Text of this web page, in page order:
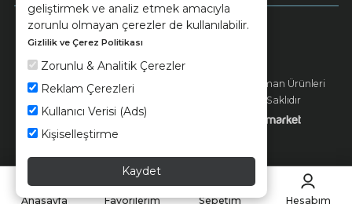
geliştirmek ve analiz etmek amacıyla
zorunlu olmayan çerezler de kullanılabilir.
Gizlilik ve Çerez Politikası
Zorunlu & Analitik Çerezler
Reklam Çerezleri
Kullanıcı Verisi (Ads)
Kişiselleştirme
Kaydet
© 2026 Ünsa Madencilik Turizm Enerji Seramik Orman Ürünleri
Elektrik Üretim San. ve Tic. A.Ş. - Tüm Hakları Saklıdır
Anasayfa Favorilerim Sepetim Hesabım